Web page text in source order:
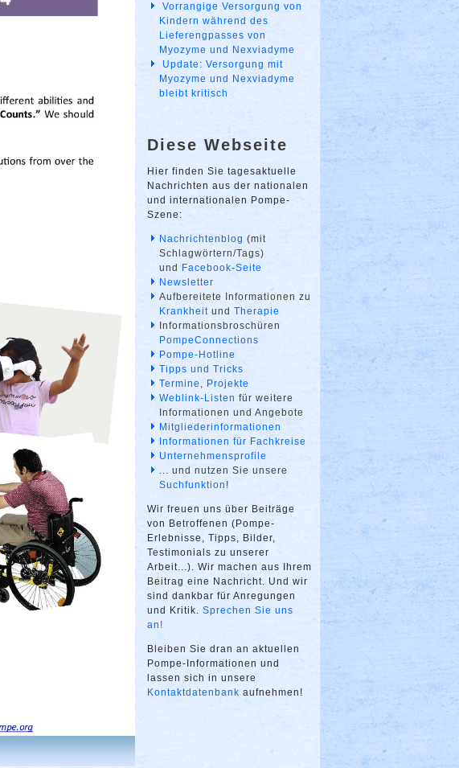
Vorrangige Versorgung von
Kindern während des
Lieferengpasses von
Myozyme und Nexviadyme
Update: Versorgung mit
Myozyme und Nexviadyme
bleibt kritisch
Diese Webseite
Hier finden Sie tagesaktuelle
Nachrichten aus der nationalen
und internationalen Pompe-
Szene:
Nachrichtenblog (mit
Schlagwörtern/Tags)
und
Facebook-Seite
Newsletter
Aufbereitete Informationen zu
Krankheit und Therapie
Informationsbroschüren
PompeConnections
Pompe-Hotline
Tipps und Tricks
Termine , Projekte
Weblink-Listen für weitere
Informationen und Angebote
Mitgliederinformationen
Informationen für Fachkreise
Unternehmensprofile
... und nutzen Sie unsere
Suchfunktion !
Wir freuen uns über Beiträge
von Betroffenen (Pompe-
Erlebnisse, Tipps, Bilder,
Testimonials zu unserer
Arbeit...). Wir machen aus Ihrem
Beitrag eine Nachricht. Und wir
sind dankbar für Anregungen
und Kritik. Sprechen Sie uns
an!
Bleiben Sie dran an aktuellen
Pompe-Informationen und
lassen sich in unsere
Kontaktdatenbank aufnehmen!